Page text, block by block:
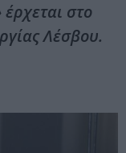
στο
Λέσβου.